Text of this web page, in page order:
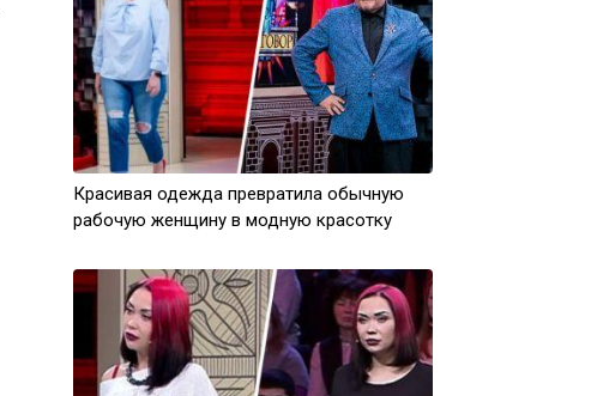
Красивая одежда превратила обычную
рабочую женщину в модную красотку